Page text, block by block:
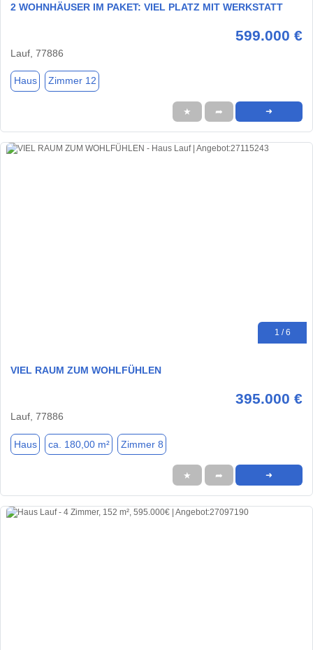
2 WOHNHÄUSER IM PAKET: VIEL PLATZ MIT WERKSTATT
599.000 €
Lauf, 77886
Haus Zimmer 12
★ ➦ ➜
1 / 6
VIEL RAUM ZUM WOHLFÜHLEN
395.000 €
Lauf, 77886
Haus ca. 180,00 m² Zimmer 8
★ ➦ ➜